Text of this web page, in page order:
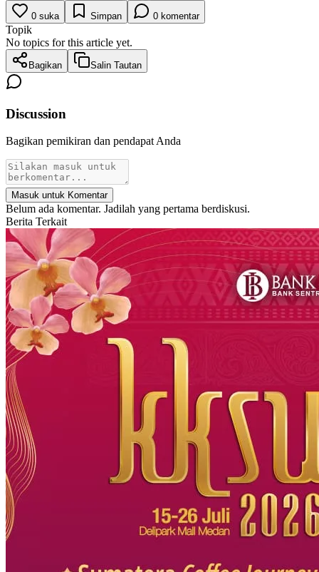
0 suka Simpan 0 komentar
Topik
No topics for this article yet.
Bagikan Salin Tautan
Discussion
Bagikan pemikiran dan pendapat Anda
Masuk untuk Komentar
Belum ada komentar. Jadilah yang pertama berdiskusi.
Berita Terkait